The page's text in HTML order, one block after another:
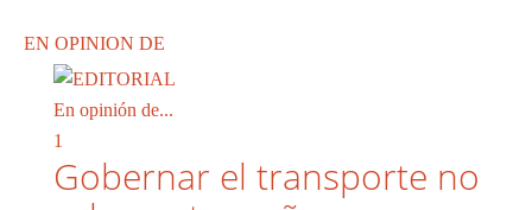
EN OPINION DE
En opinión de...
1
Gobernar el transporte no